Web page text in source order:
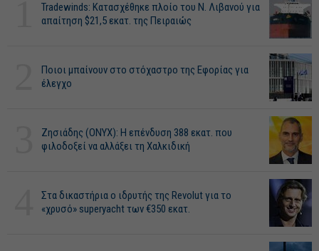
Tradewinds: Κατασχέθηκε πλοίο του Ν. Λιβανού για
απαίτηση $21,5 εκατ. της Πειραιώς
Ποιοι μπαίνουν στο στόχαστρο της Εφορίας για
έλεγχο
Ζησιάδης (ONYX): Η επένδυση 388 εκατ. που
φιλοδοξεί να αλλάξει τη Χαλκιδική
Στα δικαστήρια ο ιδρυτής της Revolut για το
«χρυσό» superyacht των €350 εκατ.